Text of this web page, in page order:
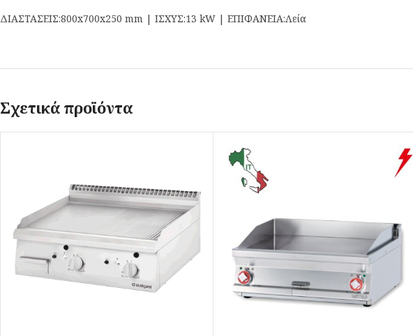
ΔΙΑΣΤΑΣΕΙΣ:800x700x250 mm | ΙΣΧΥΣ:13 kW | ΕΠΙΦΑΝΕΙΑ:Λεία
Σχετικά προϊόντα